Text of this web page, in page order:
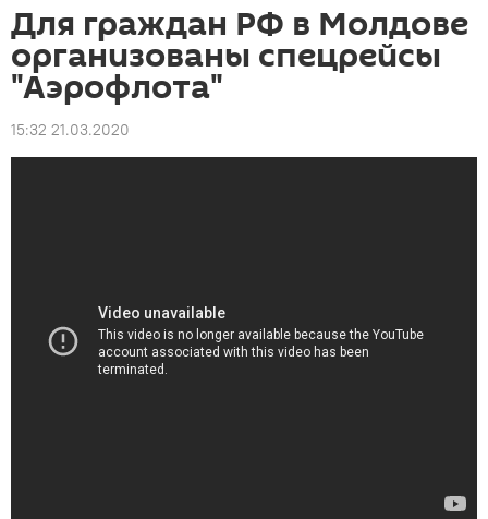
Для граждан РФ в Молдове
организованы спецрейсы
"Аэрофлота"
15:32 21.03.2020